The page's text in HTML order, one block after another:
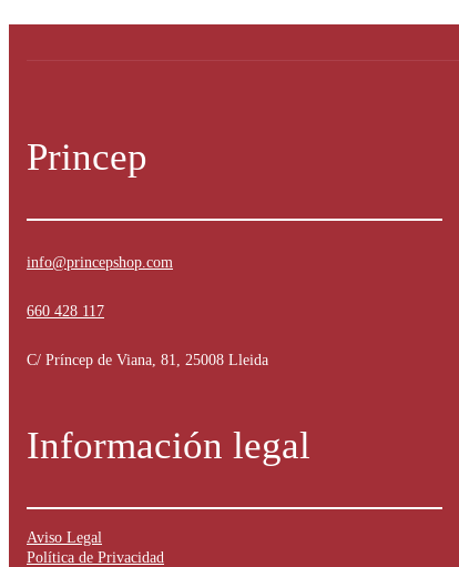
Princep
info@princepshop.com
660 428 117
C/ Príncep de Viana, 81, 25008 Lleida
Información legal
Aviso Legal
Política de Privacidad